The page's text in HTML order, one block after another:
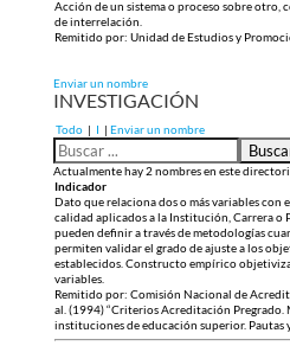
Acción de un sistema o proceso sobre otro,
de interrelación.
Remitido por: Unidad de Estudios y
Enviar un nombre
INVESTIGACIÓN
Todo | I | Enviar un nombre
Actualmente hay 2 nombres en este
Indicador
Dato que relaciona dos o más variables con
calidad aplicados a la Institución, Carrera o
pueden definir a través de metodologías
permiten validar el grado de ajuste a los
establecidos. Constructo empírico
variables.
Remitido por: Comisión Nacional de
al. (1994) “Criterios Acreditación Pregrado.
instituciones de educación superior. Pautas